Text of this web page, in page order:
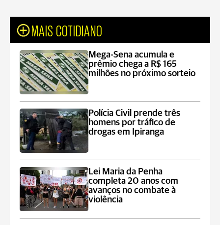
MAIS COTIDIANO
Mega-Sena acumula e
prêmio chega a R$ 165
milhões no próximo sorteio
Polícia Civil prende três
homens por tráfico de
drogas em Ipiranga
Lei Maria da Penha
completa 20 anos com
avanços no combate à
violência